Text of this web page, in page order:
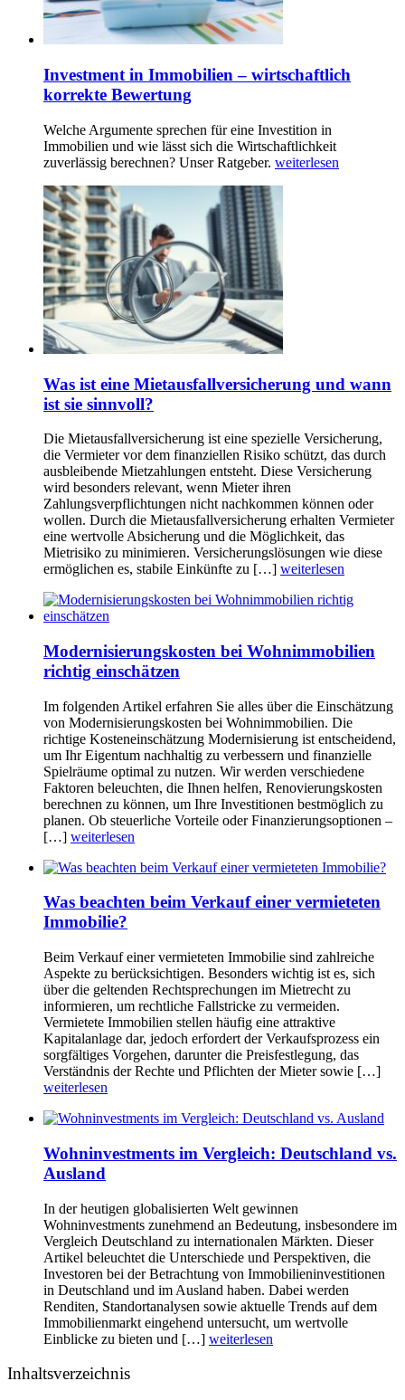
Investment in Immobilien – wirtschaftlich
korrekte Bewertung
Welche Argumente sprechen für eine Investition in
Immobilien und wie lässt sich die Wirtschaftlichkeit
zuverlässig berechnen? Unser Ratgeber. weiterlesen
Was ist eine Mietausfallversicherung und wann
ist sie sinnvoll?
Die Mietausfallversicherung ist eine spezielle Versicherung,
die Vermieter vor dem finanziellen Risiko schützt, das durch
ausbleibende Mietzahlungen entsteht. Diese Versicherung
wird besonders relevant, wenn Mieter ihren
Zahlungsverpflichtungen nicht nachkommen können oder
wollen. Durch die Mietausfallversicherung erhalten Vermieter
eine wertvolle Absicherung und die Möglichkeit, das
Mietrisiko zu minimieren. Versicherungslösungen wie diese
ermöglichen es, stabile Einkünfte zu […] weiterlesen
Modernisierungskosten bei Wohnimmobilien
richtig einschätzen
Im folgenden Artikel erfahren Sie alles über die Einschätzung
von Modernisierungskosten bei Wohnimmobilien. Die
richtige Kosteneinschätzung Modernisierung ist entscheidend,
um Ihr Eigentum nachhaltig zu verbessern und finanzielle
Spielräume optimal zu nutzen. Wir werden verschiedene
Faktoren beleuchten, die Ihnen helfen, Renovierungskosten
berechnen zu können, um Ihre Investitionen bestmöglich zu
planen. Ob steuerliche Vorteile oder Finanzierungsoptionen –
[…] weiterlesen
Was beachten beim Verkauf einer vermieteten
Immobilie?
Beim Verkauf einer vermieteten Immobilie sind zahlreiche
Aspekte zu berücksichtigen. Besonders wichtig ist es, sich
über die geltenden Rechtsprechungen im Mietrecht zu
informieren, um rechtliche Fallstricke zu vermeiden.
Vermietete Immobilien stellen häufig eine attraktive
Kapitalanlage dar, jedoch erfordert der Verkaufsprozess ein
sorgfältiges Vorgehen, darunter die Preisfestlegung, das
Verständnis der Rechte und Pflichten der Mieter sowie […]
weiterlesen
Wohninvestments im Vergleich: Deutschland vs.
Ausland
In der heutigen globalisierten Welt gewinnen
Wohninvestments zunehmend an Bedeutung, insbesondere im
Vergleich Deutschland zu internationalen Märkten. Dieser
Artikel beleuchtet die Unterschiede und Perspektiven, die
Investoren bei der Betrachtung von Immobilieninvestitionen
in Deutschland und im Ausland haben. Dabei werden
Renditen, Standortanalysen sowie aktuelle Trends auf dem
Immobilienmarkt eingehend untersucht, um wertvolle
Einblicke zu bieten und […] weiterlesen
Inhaltsverzeichnis